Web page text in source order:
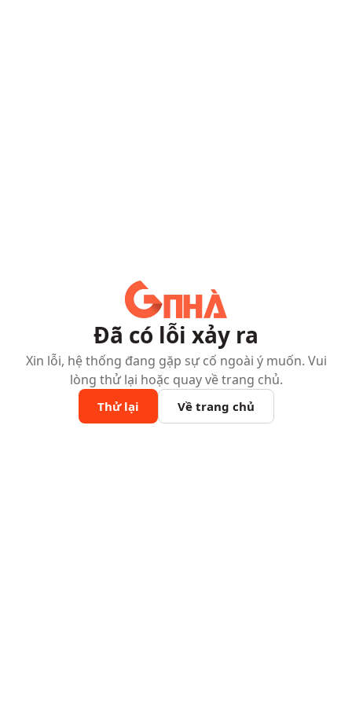
Đã có lỗi xảy ra
Xin lỗi, hệ thống đang gặp sự cố ngoài ý muốn. Vui
lòng thử lại hoặc quay về trang chủ.
Thử lại Về trang chủ